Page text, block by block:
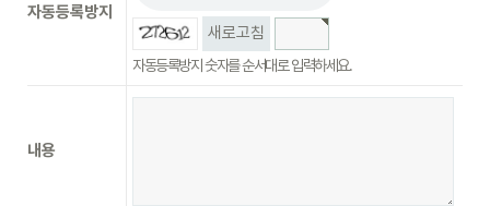
자동등록방지
새로고침
자동등록방지 숫자를 순서대로 입력하세요.
내용